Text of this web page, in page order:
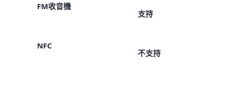
FM收音機
支持
NFC
不支持